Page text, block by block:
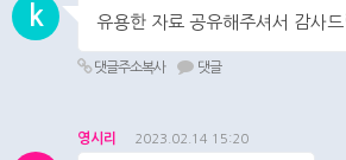
k 유용한 자료 공유해주셔서 감사
댓글주소복사 댓글
영시리 2023.02.14 15:20